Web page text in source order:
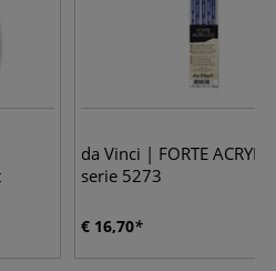
da Vinci | FORTE
serie 5273
€ 16,70